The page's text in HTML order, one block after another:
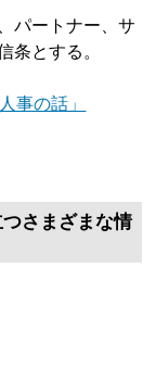
パートナー、サ
条とする。
事の話」
さまざまな情